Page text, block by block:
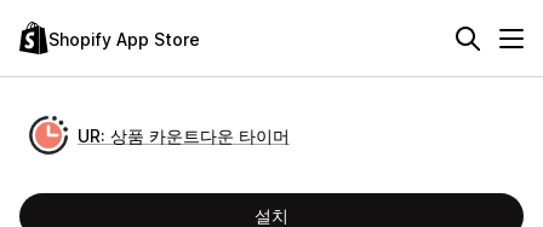
Shopify App Store
UR: 상품 카운트다운 타이머
설치